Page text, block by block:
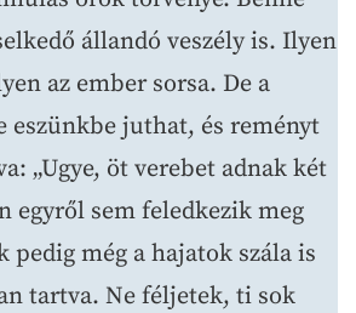
állandó veszély is. Ilyen
az ember sorsa. De a
eszünkbe juthat, és reményt
„Ugye, öt verebet adnak két
egyről sem feledkezik meg
pedig még a hajatok szála is
tartva. Ne féljetek, ti sok